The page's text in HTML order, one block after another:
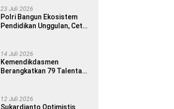
23 Juli 2026
Polri Bangun Ekosistem
Pendidikan Unggulan, Cetak
14 Juli 2026
Kemendikdasmen
Berangkatkan 79 Talenta
12 Juli 2026
Sukardianto Optimistis